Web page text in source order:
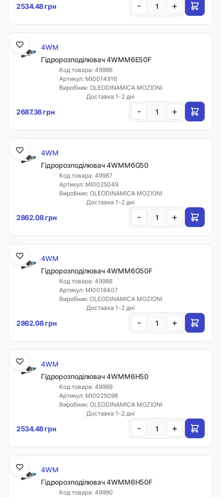
2534.48 грн - +
4WM
Гідророзподілювач 4WMM6E50F
Код товара: 49986
Артикул: MI0014916
Виробник: OLEODINAMICA MOZIONI
Доставка 1-2 дні
2687.36 грн - +
4WM
Гідророзподілювач 4WMM6G50
Код товара: 49987
Артикул: MI0025049
Виробник: OLEODINAMICA MOZIONI
Доставка 1-2 дні
2862.08 грн - +
4WM
Гідророзподілювач 4WMM6G50F
Код товара: 49988
Артикул: MI0018407
Виробник: OLEODINAMICA MOZIONI
Доставка 1-2 дні
2862.08 грн - +
4WM
Гідророзподілювач 4WMM6H50
Код товара: 49989
Артикул: MI0025098
Виробник: OLEODINAMICA MOZIONI
Доставка 1-2 дні
2534.48 грн - +
4WM
Гідророзподілювач 4WMM6H50F
Код товара: 49990